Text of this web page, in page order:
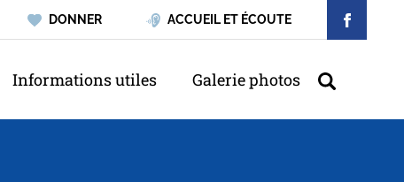
DONNER ACCUEIL ET ÉCOUTE
Informations utiles Galerie photos